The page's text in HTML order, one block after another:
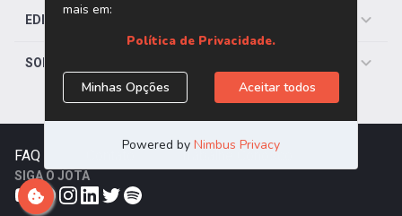
EDITORIAS
SOBRE O JOTA
FAQ Trabalhe Conosco
SIGA O JOTA